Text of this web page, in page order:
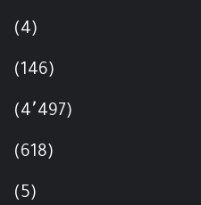
(4)
(146)
(4٬497)
(618)
(5)